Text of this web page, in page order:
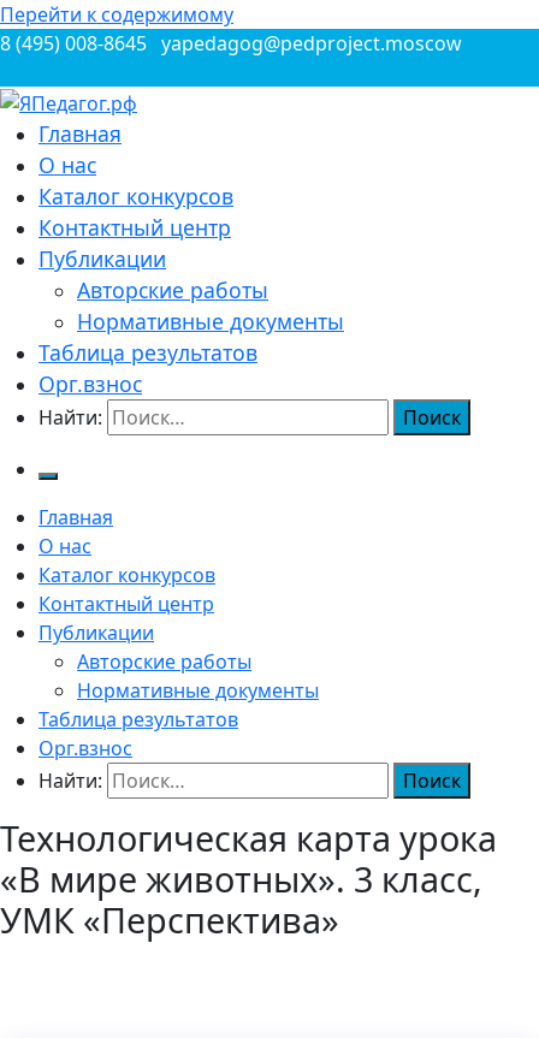
Перейти к содержимому
8 (495) 008-8645 yapedagog@pedproject.moscow
ЯПедагог.рф
Всероссийские конкурсы для педагогов
Главная
О нас
Каталог конкурсов
Контактный центр
Публикации
Авторские работы
Нормативные документы
Таблица результатов
Орг.взнос
Найти:
Главная
О нас
Каталог конкурсов
Контактный центр
Публикации
Авторские работы
Нормативные документы
Таблица результатов
Орг.взнос
Найти:
Технологическая карта урока
«В мире животных». 3 класс,
УМК «Перспектива»